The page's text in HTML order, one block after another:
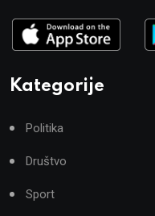
Kategorije
Politika
Društvo
Sport